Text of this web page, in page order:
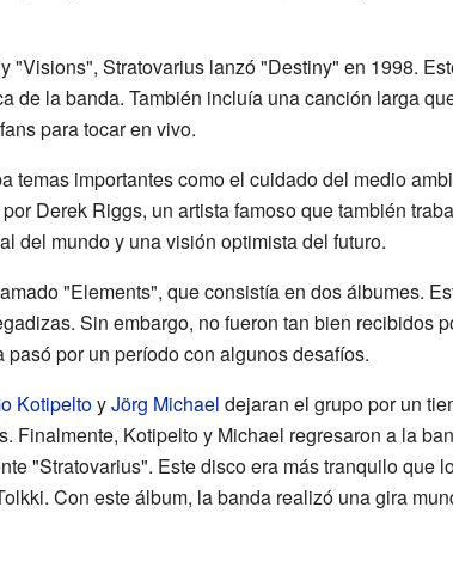
"Visions", Stratovarius lanzó "Destiny" en 1998.
de la banda. También incluía una canción larga
para tocar en vivo.
temas importantes como el cuidado del medio
Derek Riggs, un artista famoso que también
del mundo y una visión optimista del futuro.
"Elements", que consistía en dos álbumes.
Sin embargo, no fueron tan bien recibidos
por un período con algunos desafíos.
KotipeltoyJörg Michael dejaran el grupo por un
Finalmente, Kotipelto y Michael regresaron a la
"Stratovarius". Este disco era más tranquilo que
Con este álbum, la banda realizó una gira